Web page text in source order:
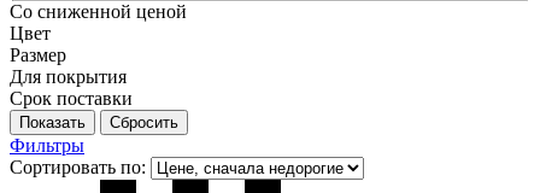
Со сниженной ценой
Цвет
Размер
Для покрытия
Срок поставки
Фильтры
Сортировать по: